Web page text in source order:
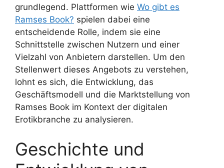
grundlegend. Plattformen wie Wo gibt es
Ramses Book? spielen dabei eine
entscheidende Rolle, indem sie eine
Schnittstelle zwischen Nutzern und einer
Vielzahl von Anbietern darstellen. Um den
Stellenwert dieses Angebots zu verstehen,
lohnt es sich, die Entwicklung, das
Geschäftsmodell und die Marktstellung von
Ramses Book im Kontext der digitalen
Erotikbranche zu analysieren.
Geschichte und